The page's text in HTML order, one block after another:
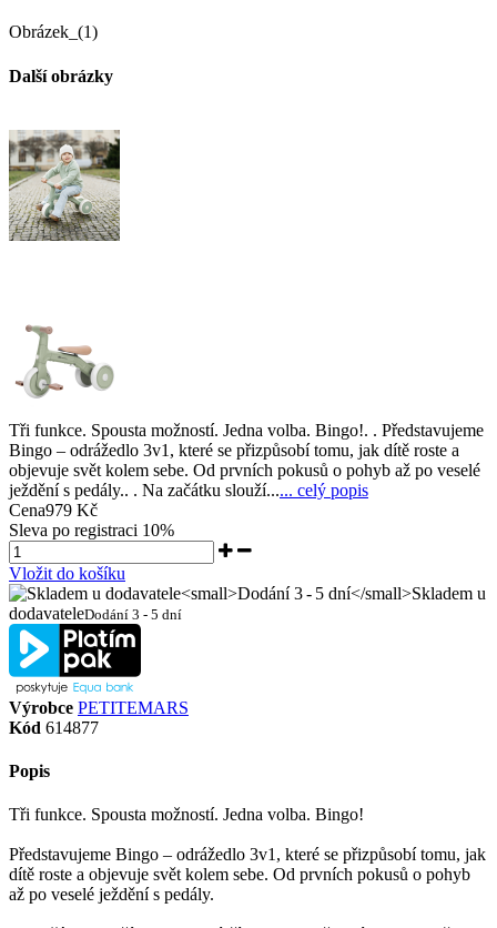
Obrázek_(1)
Další obrázky
Tři funkce. Spousta možností. Jedna volba. Bingo!. . Představujeme
Bingo – odrážedlo 3v1, které se přizpůsobí tomu, jak dítě roste a
objevuje svět kolem sebe. Od prvních pokusů o pohyb až po veselé
ježdění s pedály.. . Na začátku slouží...... celý popis
Cena979 Kč
Sleva po registraci 10%
Vložit do košíku
Skladem u
dodavateleDodání 3 - 5 dní
Výrobce PETITEMARS
Kód 614877
Popis
Tři funkce. Spousta možností. Jedna volba. Bingo!
Představujeme Bingo – odrážedlo 3v1, které se přizpůsobí tomu, jak
dítě roste a objevuje svět kolem sebe. Od prvních pokusů o pohyb
až po veselé ježdění s pedály.